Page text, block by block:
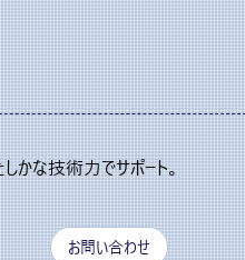
かな技術力でサポート。​
お問い合わせ